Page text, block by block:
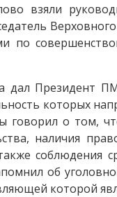
взяли
по
Президент
которых
говорил о том,
наличия
соблюдения
об
которой